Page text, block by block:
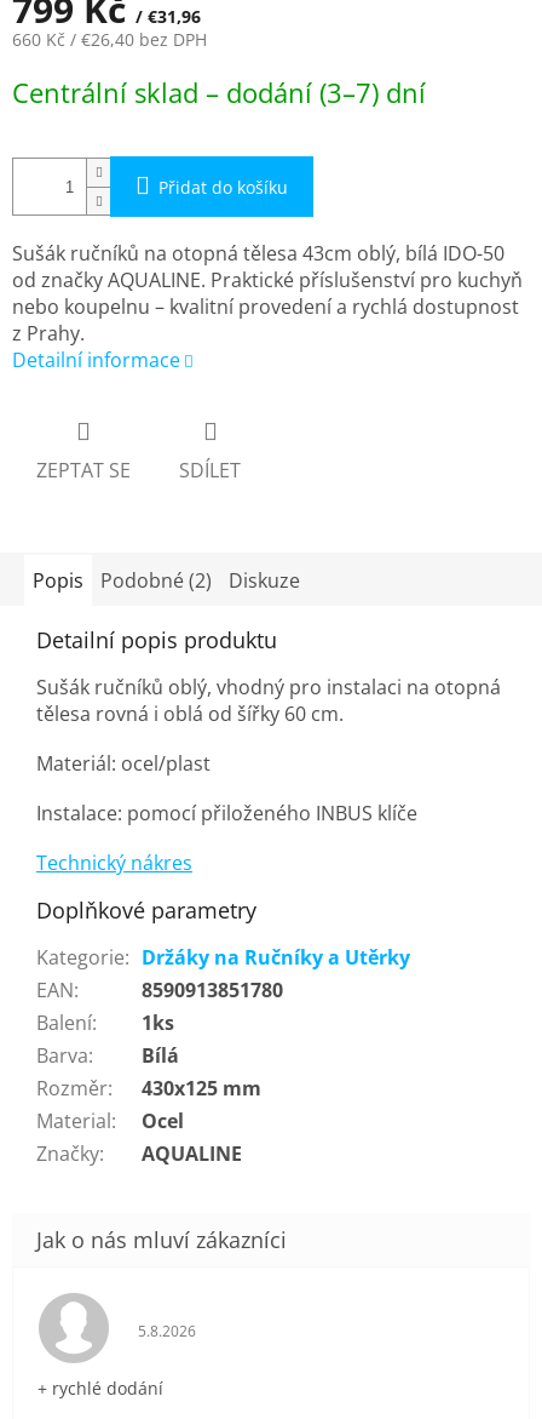
/ €31,96
660 Kč / €26,40 bez DPH
cena:
Centrální sklad – dodání (3–7) dní
Přidat do košíku
Sušák ručníků na otopná tělesa 43cm oblý, bílá IDO-50
od značky AQUALINE. Praktické příslušenství pro kuchyň
nebo koupelnu – kvalitní provedení a rychlá dostupnost
z Prahy.
Detailní informace
ZEPTAT SE SDÍLET
Popis Podobné (2) Diskuze
Detailní popis produktu
Sušák ručníků oblý, vhodný pro instalaci na otopná
tělesa rovná i oblá od šířky 60 cm.
Materiál: ocel/plast
Instalace: pomocí přiloženého INBUS klíče
Technický nákres
Doplňkové parametry
Kategorie: Držáky na Ručníky a Utěrky
EAN:
8590913851780
Balení:
1ks
Barva:
Bílá
Rozměr:
430x125 mm
Material:
Ocel
Značky: AQUALINE
Hodnocení obchodu je 5 z 5 hvězdiček.
5.8.2026
+ rychlé dodání